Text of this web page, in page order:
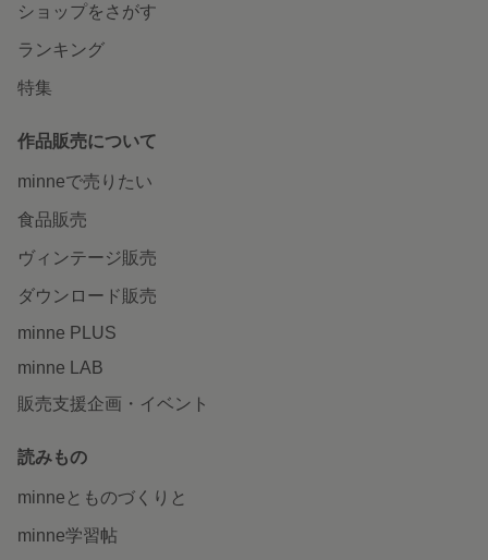
ショップをさがす
ランキング
特集
作品販売について
minneで売りたい
食品販売
ヴィンテージ販売
ダウンロード販売
minne PLUS
minne LAB
販売支援企画・イベント
読みもの
minneとものづくりと
minne学習帖